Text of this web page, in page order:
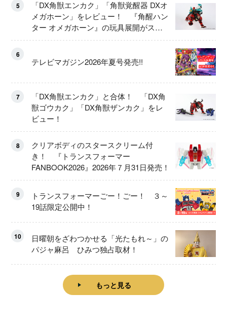
5
「DX角獣エンカク」「角獣覚醒器 DXオ
メガホーン」をレビュー！ 『角醒ハン
ター オメガホーン』の玩具展開がスタ
ート！
6
テレビマガジン2026年夏号発売!!
7
「DX角獣エンカク」と合体！ 「DX角
獣ゴウカク」「DX角獣ザンカク」をレ
ビュー！
8
クリアボディのスタースクリーム付
き！ 『トランスフォーマー
FANBOOK2026』2026年７月31日発売！
9
トランスフォーマーごー！ごー！ ３～
19話限定公開中！
10
日曜朝をざわつかせる「光たもれ～」の
パジャ麻呂 ひみつ独占取材！
もっと見る